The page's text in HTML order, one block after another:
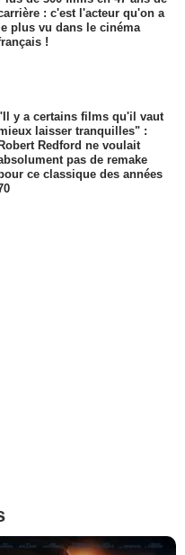
: c'est l'acteur qu'on a
le plus vu dans le cinéma
!
y a certains films qu'il vaut
laisser tranquilles" :
Robert Redford ne voulait
pas de remake
ce classique des années